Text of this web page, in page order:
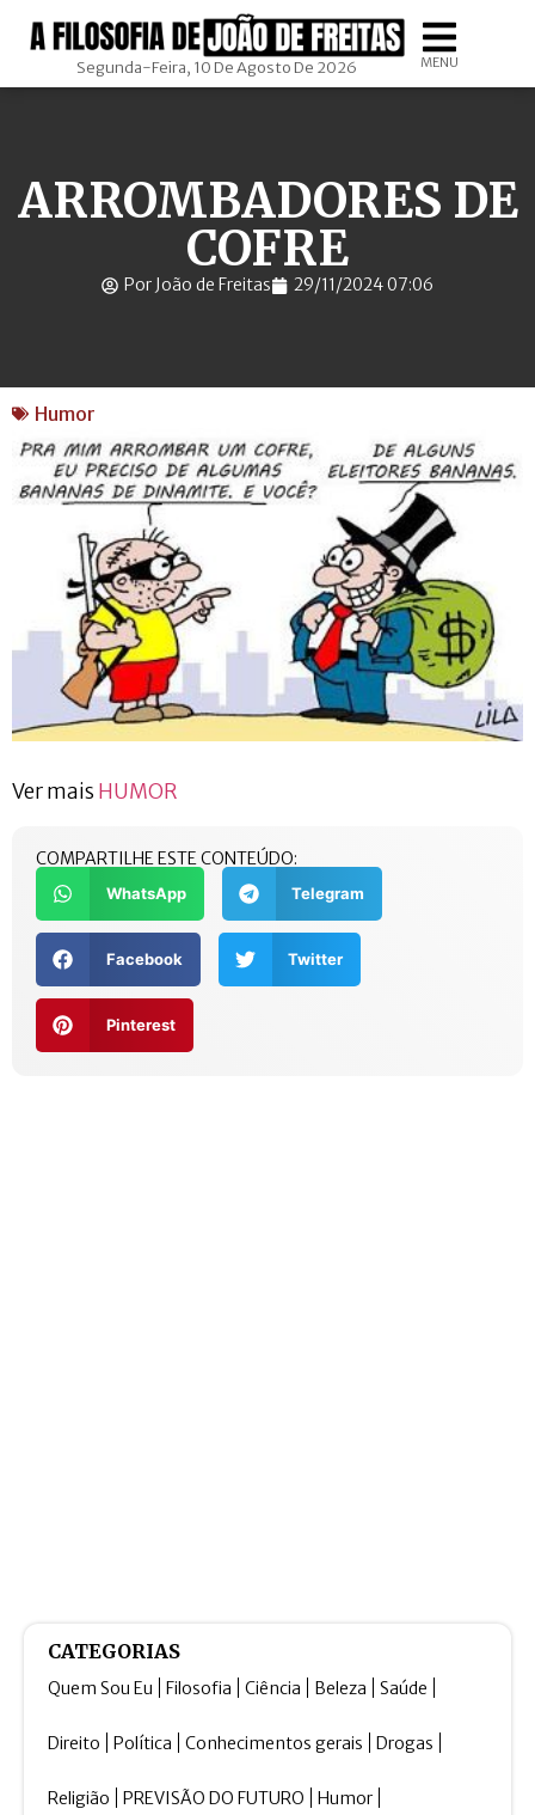
Segunda-Feira, 10 De Agosto De 2026 MENU
ARROMBADORES DE
COFRE
Por João de Freitas 29/11/2024 07:06
Humor
Ver mais HUMOR
COMPARTILHE ESTE CONTEÚDO:
WhatsApp Telegram
Facebook Twitter
Pinterest
CATEGORIAS
Quem Sou Eu Filosofia Ciência Beleza Saúde
Direito Política Conhecimentos gerais Drogas
Religião PREVISÃO DO FUTURO Humor